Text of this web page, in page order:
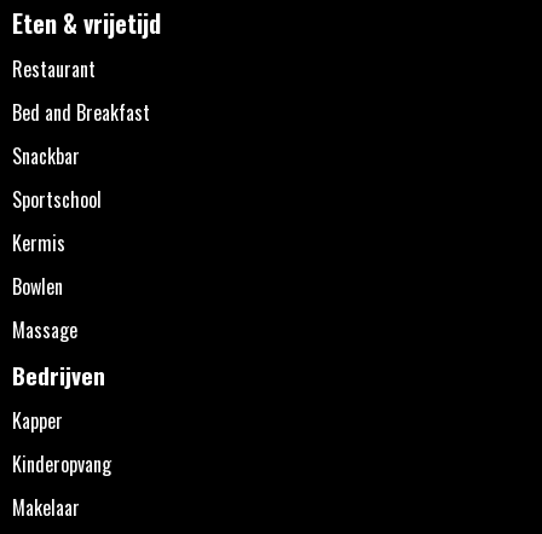
Eten & vrijetijd
Restaurant
Bed and Breakfast
Snackbar
Sportschool
Kermis
Bowlen
Massage
Bedrijven
Kapper
Kinderopvang
Makelaar